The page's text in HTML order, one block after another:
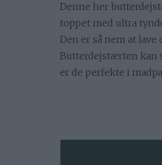
Denne her
toppet med ultra
Den er så nem at
Butterdejstærten kan
er de perfekte i